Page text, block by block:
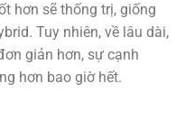
hơn sẽ thống trị, giống
Tuy nhiên, về lâu dài,
giản hơn, sự cạnh
hơn bao giờ hết.